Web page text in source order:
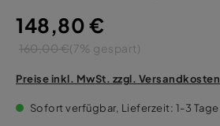
148,80 €
160,00 €(7% gespart)
Preise inkl. MwSt. zzgl. Versandkosten
Sofort verfügbar, Lieferzeit: 1-3 Tage